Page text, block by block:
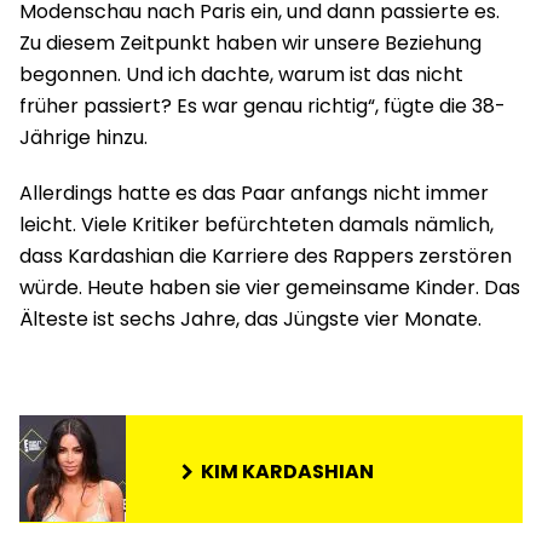
Modenschau nach Paris ein, und dann passierte es.
Zu diesem Zeitpunkt haben wir unsere Beziehung
begonnen. Und ich dachte, warum ist das nicht
früher passiert? Es war genau richtig“, fügte die 38-
Jährige hinzu.
Allerdings hatte es das Paar anfangs nicht immer
leicht. Viele Kritiker befürchteten damals nämlich,
dass Kardashian die Karriere des Rappers zerstören
würde. Heute haben sie vier gemeinsame Kinder. Das
Älteste ist sechs Jahre, das Jüngste vier Monate.
KIM KARDASHIAN